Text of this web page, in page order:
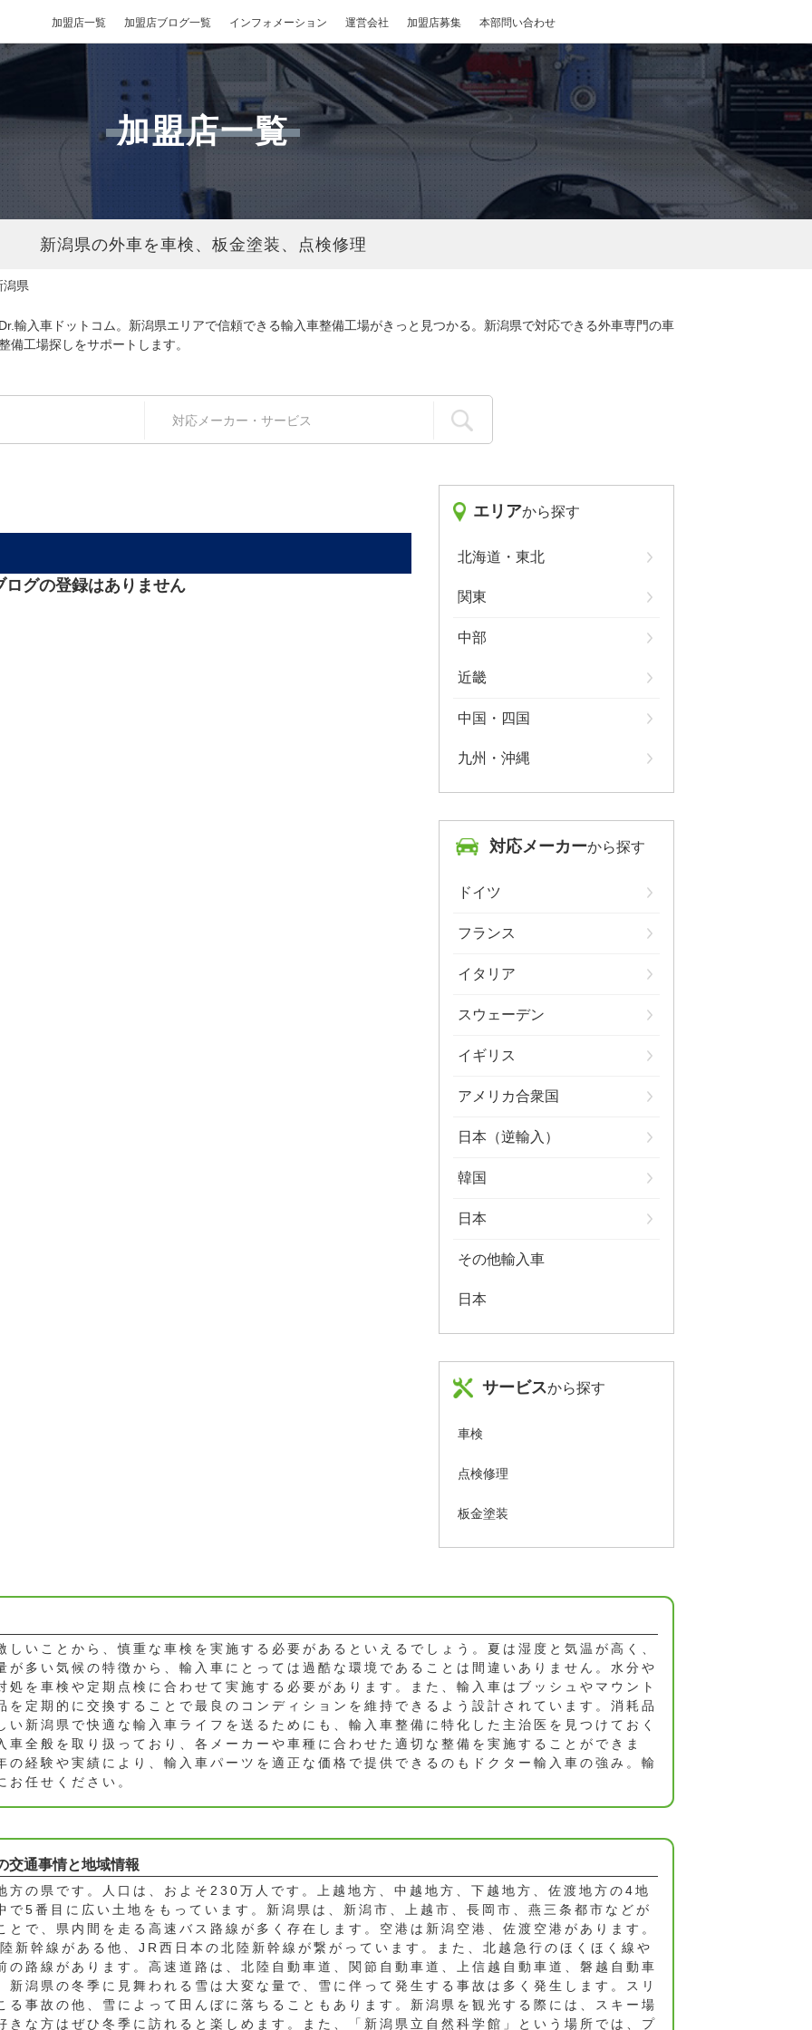
加盟店一覧 加盟店ブログ一覧 インフォメーション 運営会社 加盟店募集 本部問い合わせ
加盟店一覧
新潟県の外車を車検、板金塗装、点検修理
潟県
輸入車ドットコム。新潟県エリアで信頼できる輸入車整備工場がきっと見つかる。新潟県で対応できる外車専門の車
備工場探しをサポートします。
ログの登録はありません
エリアから探す
北海道・東北
関東
中部
近畿
中国・四国
九州・沖縄
対応メーカーから探す
ドイツ
フランス
イタリア
スウェーデン
イギリス
アメリカ合衆国
日本（逆輸入）
韓国
日本
その他輸入車
日本
サービスから探す
車検
点検修理
板金塗装
しいことから、慎重な車検を実施する必要があるといえるでしょう。夏は湿度と気温が高く、
が多い気候の特徴から、輸入車にとっては過酷な環境であることは間違いありません。水分や
を車検や定期点検に合わせて実施する必要があります。また、輸入車はブッシュやマウント
を定期的に交換することで最良のコンディションを維持できるよう設計されています。消耗品
新潟県で快適な輸入車ライフを送るためにも、輸入車整備に特化した主治医を見つけておく
車全般を取り扱っており、各メーカーや車種に合わせた適切な整備を実施することができま
の経験や実績により、輸入車パーツを適正な価格で提供できるのもドクター輸入車の強み。輸
お任せください。
交通事情と地域情報
方の県です。人口は、およそ230万人です。上越地方、中越地方、下越地方、佐渡地方の4地
で5番目に広い土地をもっています。新潟県は、新潟市、上越市、長岡市、燕三条都市などが
で、県内間を走る高速バス路線が多く存在します。空港は新潟空港、佐渡空港があります。
新幹線がある他、JR西日本の北陸新幹線が繋がっています。また、北越急行のほくほく線や
の路線があります。高速道路は、北陸自動車道、関節自動車道、上信越自動車道、磐越自動車
潟県の冬季に見舞われる雪は大変な量で、雪に伴って発生する事故は多く発生します。スリ
る事故の他、雪によって田んぼに落ちることもあります。新潟県を観光する際には、スキー場
きな方はぜひ冬季に訪れると楽しめます。また、「新潟県立自然科学館」という場所では、プ